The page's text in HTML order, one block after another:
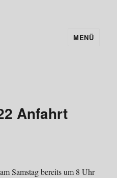
MENÜ
Anfahrt
Samstag bereits um 8 Uhr